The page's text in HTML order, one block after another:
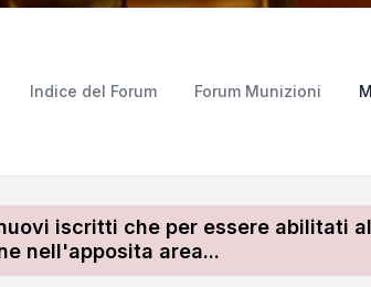
Indice del Forum Forum Munizioni
iscritti che per essere abilitati
nell'apposita area...